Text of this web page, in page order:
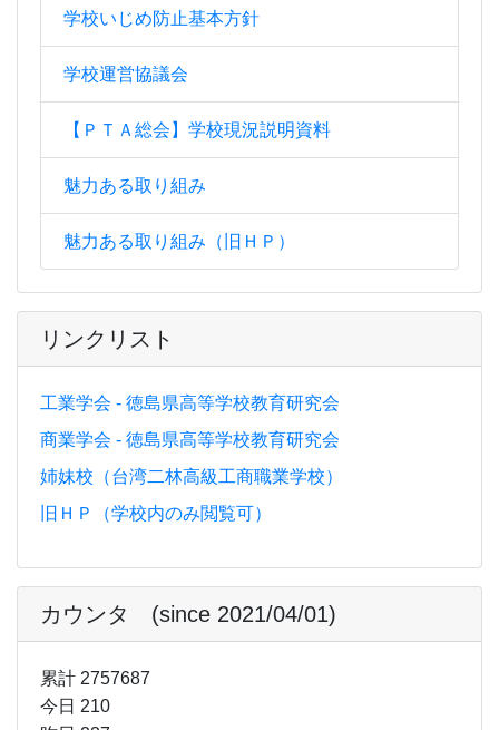
学校いじめ防止基本方針
学校運営協議会
【ＰＴＡ総会】学校現況説明資料
魅力ある取り組み
魅力ある取り組み（旧ＨＰ）
リンクリスト
工業学会 - 徳島県高等学校教育研究会
商業学会 - 徳島県高等学校教育研究会
姉妹校（台湾二林高級工商職業学校）
旧ＨＰ（学校内のみ閲覧可）
カウンタ (since 2021/04/01)
累計 2757687
今日 210